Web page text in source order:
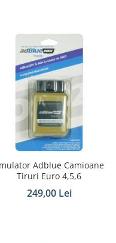
Adblue Camioane
Tiruri Euro 4,5,6
249,00 Lei